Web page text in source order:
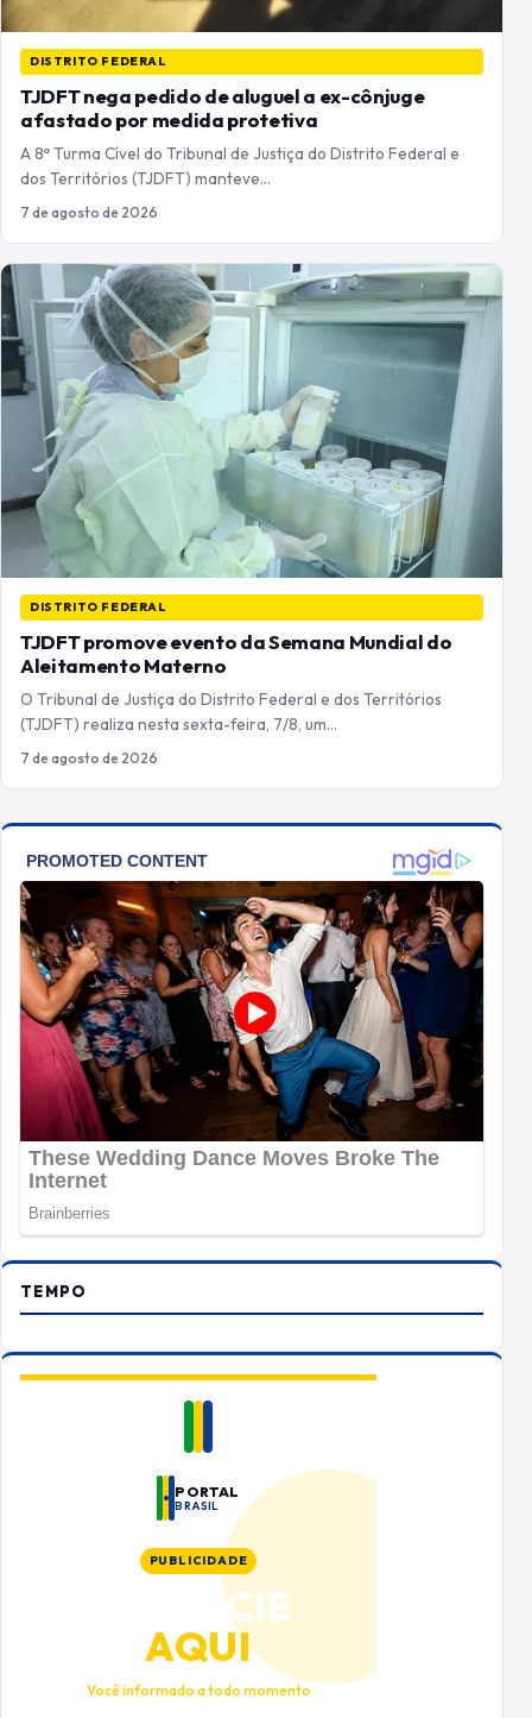
DISTRITO FEDERAL
TJDFT nega pedido de aluguel a ex-cônjuge
afastado por medida protetiva
A 8ª Turma Cível do Tribunal de Justiça do Distrito Federal e
dos Territórios (TJDFT) manteve…
7 de agosto de 2026
DISTRITO FEDERAL
TJDFT promove evento da Semana Mundial do
Aleitamento Materno
O Tribunal de Justiça do Distrito Federal e dos Territórios
(TJDFT) realiza nesta sexta-feira, 7/8, um…
7 de agosto de 2026
TEMPO
PORTAL
BRASIL
PUBLICIDADE
ANUNCIE
AQUI
Você informado a todo momento